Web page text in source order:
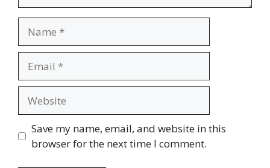
Save my name, email, and website in this
browser for the next time I comment.